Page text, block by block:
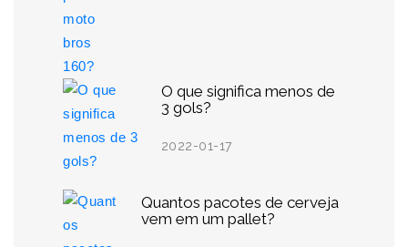
O que significa menos de
3 gols?
2022-01-17
Quantos pacotes de cerveja
vem em um pallet?